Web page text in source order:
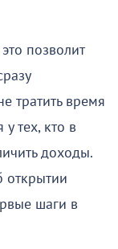
позволит
тратить время
тех, кто в
доходы.
открытии
шаги в